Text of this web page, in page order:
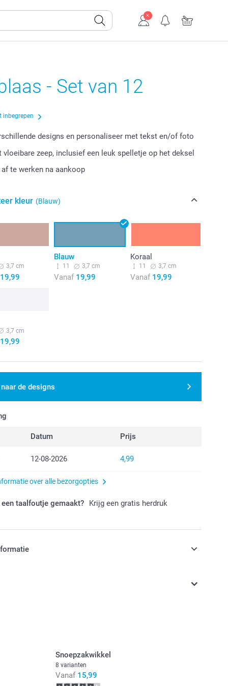
- Set van 12
inbegrepen
designs en personaliseer met tekst en/of foto
vloeibare zeep, inclusief een leuk spelletje op het deksel
te werken na aankoop
kleur (Blauw)
3,7 cm
19,99
Blauw
11 3,7 cm
Vanaf 19,99
Koraal
11 3,7 cm
Vanaf19,99
3,7 cm
19,99
naar de designs
Datum Prijs
12-08-2026 4,99
over alle bezorgopties
een taalfoutje gemaakt? Krijg een gratis herdruk
in EURO (€) inclusief BTW en exclusief verzendkosten.
Snoepzakwikkel
8 varianten
Vanaf 15,99